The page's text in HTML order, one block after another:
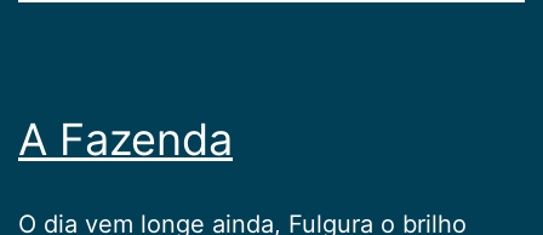
A Fazenda
O dia vem longe ainda, Fulgura o brilho